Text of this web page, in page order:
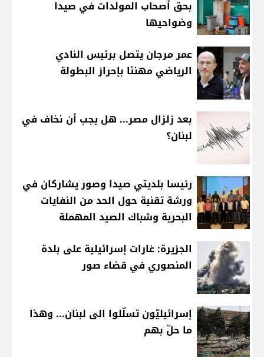
بحق أصحاب المولدات في صيدا
وضواحيها
عمر مرجان يتصل برئيس النادي
الرياضي مهنئا بإحراز البطولة
بعد زلزال مصر... هل يجب أن نخاف في
لبنان؟
رئيسا بلديتي صيدا وصور يشاركان في
ورشة تقنية حول الحد من النفايات
البحرية وشباك الصيد المهملة
الجزيرة: غارات إسرائيلية على بلدة
المنصوري في قضاء صور
إسرائيليّون تسلّلوا الى لبنان... وهذا
ما حلّ بهم